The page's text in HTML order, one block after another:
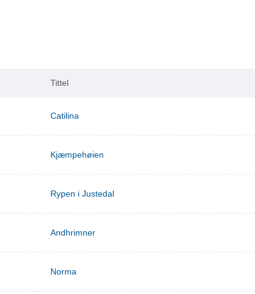
Tittel
Catilina
Kjæmpehøien
Rypen i Justedal
Andhrimner
Norma